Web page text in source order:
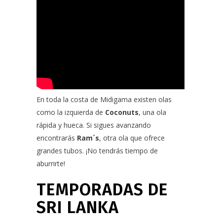
En toda la costa de Midigama existen olas
como la izquierda de Coconuts, una ola
rápida y hueca. Si sigues avanzando
encontrarás Ram´s, otra ola que ofrece
grandes tubos. ¡No tendrás tiempo de
aburrirte!
TEMPORADAS DE
SRI LANKA